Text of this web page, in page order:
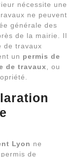
nécessite une
ne peuvent
générale des
de la mairie. Il
de travaux
un permis de
de travaux
, ou
Lyon ne
de